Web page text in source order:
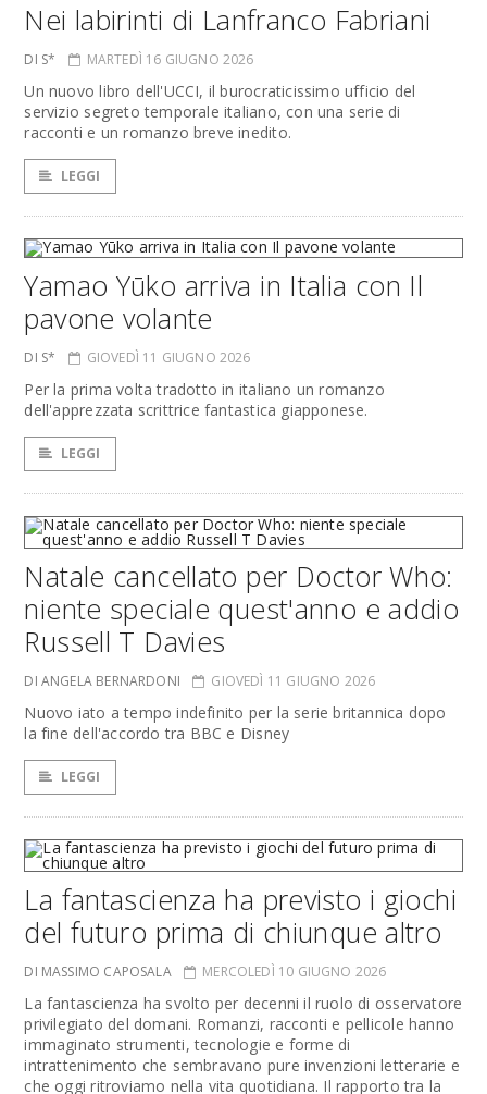
Nei labirinti di Lanfranco Fabriani
DI S* MARTEDÌ 16 GIUGNO 2026
Un nuovo libro dell'UCCI, il burocraticissimo ufficio del
servizio segreto temporale italiano, con una serie di
racconti e un romanzo breve inedito.
LEGGI
Yamao Yūko arriva in Italia con Il
pavone volante
DI S* GIOVEDÌ 11 GIUGNO 2026
Per la prima volta tradotto in italiano un romanzo
dell'apprezzata scrittrice fantastica giapponese.
LEGGI
Natale cancellato per Doctor Who:
niente speciale quest'anno e addio
Russell T Davies
DI ANGELA BERNARDONI GIOVEDÌ 11 GIUGNO 2026
Nuovo iato a tempo indefinito per la serie britannica dopo
la fine dell'accordo tra BBC e Disney
LEGGI
La fantascienza ha previsto i giochi
del futuro prima di chiunque altro
DI MASSIMO CAPOSALA MERCOLEDÌ 10 GIUGNO 2026
La fantascienza ha svolto per decenni il ruolo di osservatore
privilegiato del domani. Romanzi, racconti e pellicole hanno
immaginato strumenti, tecnologie e forme di
intrattenimento che sembravano pure invenzioni letterarie e
che oggi ritroviamo nella vita quotidiana. Il rapporto tra la